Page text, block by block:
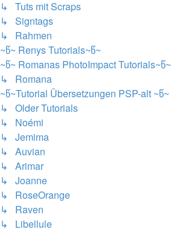
↳ Tuts mit Scraps
↳ Signtags
↳ Rahmen
~წ~ Renys Tutorials~წ~
~წ~ Romanas PhotoImpact Tutorials~წ~
↳ Romana
~წ~Tutorial Übersetzungen PSP-alt ~წ~
↳ Older Tutorials
↳ Noémi
↳ Jemima
↳ Auvian
↳ Arimar
↳ Joanne
↳ RoseOrange
↳ Raven
↳ Libellule